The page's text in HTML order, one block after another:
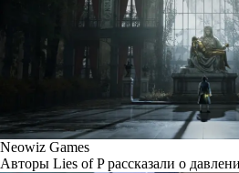
Neowiz Games
Авторы Lies of P рассказали о